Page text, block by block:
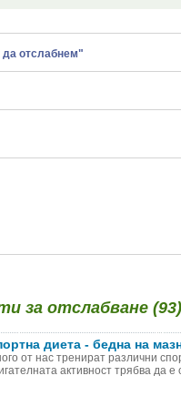
да отслабнем"
за отслабване
диета - бедна на
от нас тренират различни
активност трябва да